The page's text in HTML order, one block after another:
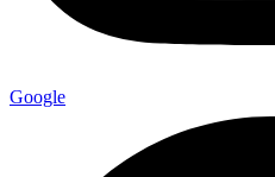
Google